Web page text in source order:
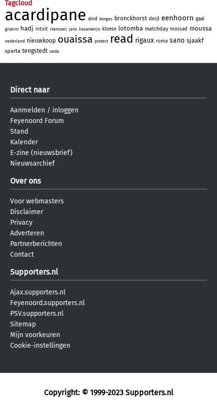
Tagcloud
acardipane aivd borges bronckhorst deijl eenhoorn gaal
givairo hadj intuit ivanusec jans kasanwirjo kloese lotomba matchday mossad moussa
nederland nieuwkoop ouaissa protect read rigaux roma sano sjaakf
sparta tengstedt ueda
Direct naar
Aanmelden / inloggen
Feyenoord Forum
Stand
Kalender
E-zine (nieuwsbrief)
Nieuwsarchief
Over ons
Voor webmasters
Disclaimer
Privacy
Adverteren
Partnerberichten
Contact
Supporters.nl
Ajax.supporters.nl
Feyenoord.supporters.nl
PSV.supporters.nl
Sitemap
Mijn voorkeuren
Cookie-instellingen
Copyright: © 1999-2023 Supporters.nl